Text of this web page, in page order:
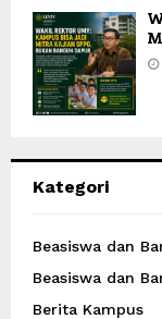
Kategori
Beasiswa dan
Beasiswa dan
Berita Kampus